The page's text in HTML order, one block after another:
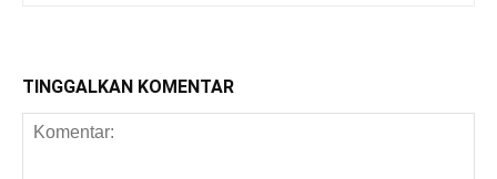
TINGGALKAN KOMENTAR